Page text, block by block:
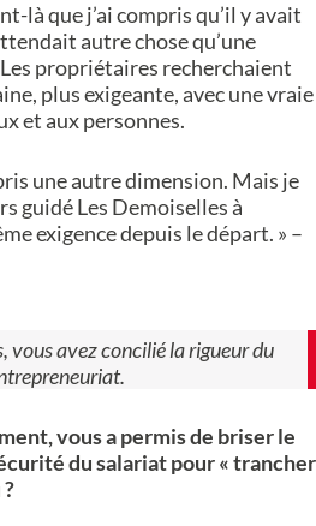
là que j’ai compris qu’il y avait
autre chose qu’une
propriétaires recherchaient
plus exigeante, avec une vraie
et aux personnes.
une autre dimension. Mais je
guidé Les Demoiselles à
exigence depuis le départ. » –
vous avez concilié la rigueur du
vous a permis de briser le
du salariat pour « trancher